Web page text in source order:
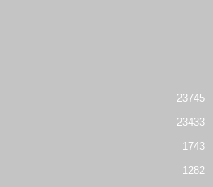
23745
23433
1743
1282